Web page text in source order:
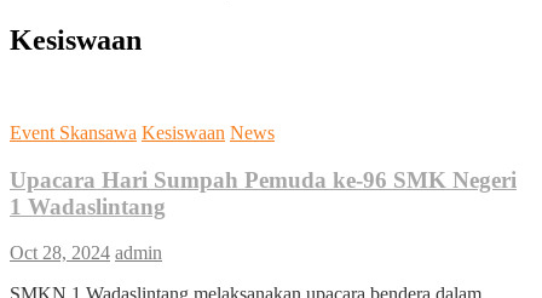
Kesiswaan
Event Skansawa Kesiswaan News
Upacara Hari Sumpah Pemuda ke-96 SMK Negeri
1 Wadaslintang
Oct 28, 2024 admin